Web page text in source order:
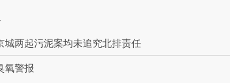
城两起污泥案均未追究北排责任
氧警报